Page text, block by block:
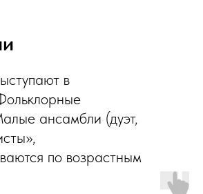
в
ансамбли (дуэт,
по возрастным